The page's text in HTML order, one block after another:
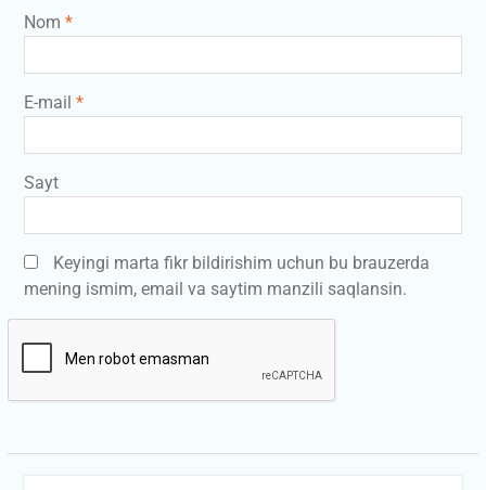
Nom *
E-mail *
Sayt
Keyingi marta fikr bildirishim uchun bu brauzerda
mening ismim, email va saytim manzili saqlansin.